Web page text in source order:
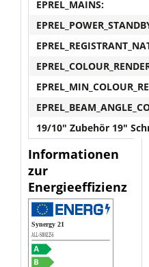
EPREL_MAINS:
19/10" Zubehör 19"
Informationen
zur
Energieeffizienz